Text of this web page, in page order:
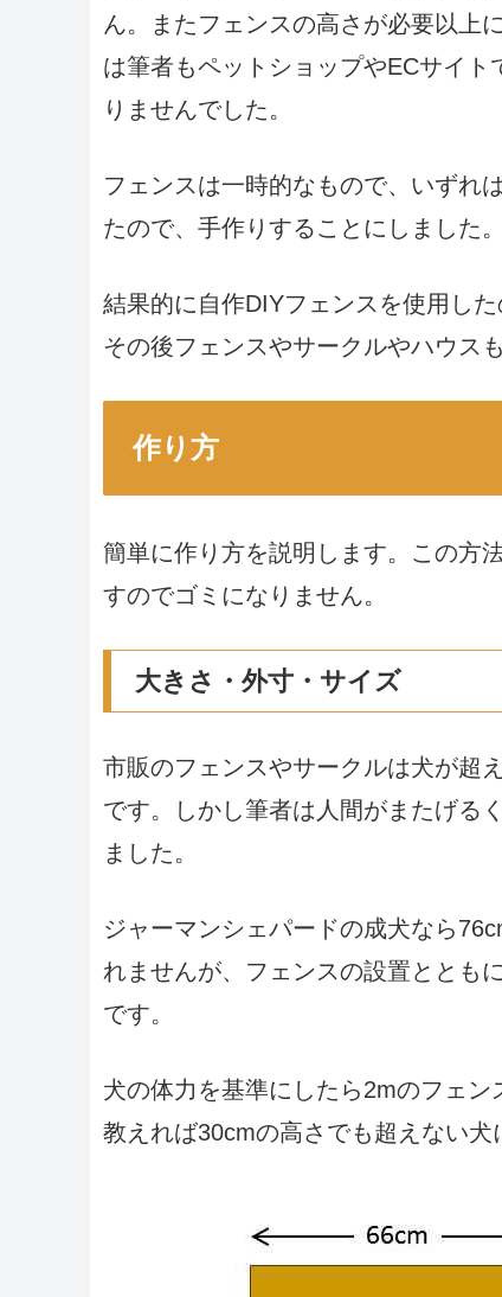
ん。またフェンスの高さが必要以上
は筆者もペットショップやECサイ
りませんでした。
フェンスは一時的なもので、いずれ
たので、手作りすることにしました。
結果的に自作DIYフェンスを使用し
その後フェンスやサークルやハウス
作り方
簡単に作り方を説明します。この方
すのでゴミになりません。
大きさ・外寸・サイズ
市販のフェンスやサークルは犬が超
です。しかし筆者は人間がまたげる
ました。
ジャーマンシェパードの成犬なら
れませんが、フェンスの設置ととも
です。
犬の体力を基準にしたら2mのフェ
教えれば30cmの高さでも超えない犬